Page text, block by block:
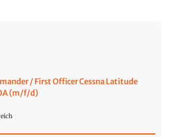
/ First Officer Cessna Latitude
(m/f/d)